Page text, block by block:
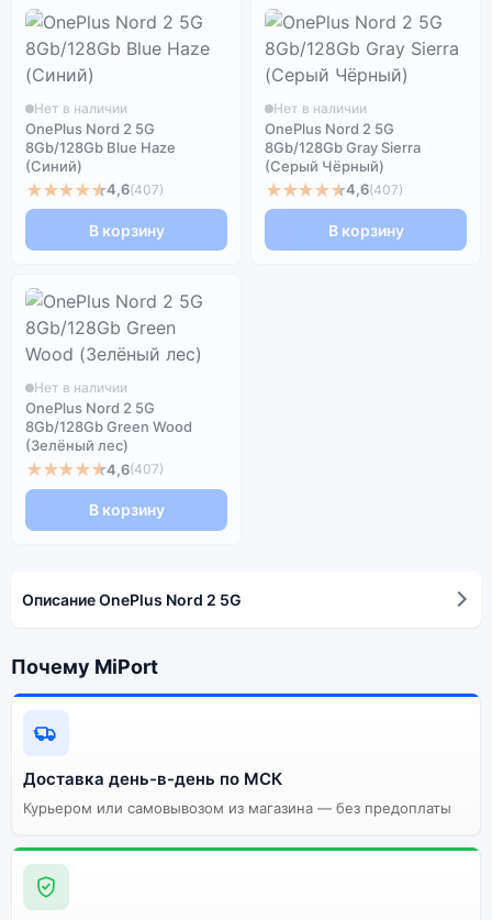
Нет в наличии
OnePlus Nord 2 5G
8Gb/128Gb Blue Haze
(Синий)
★★★★★4,6(407)
В корзину
Нет в наличии
OnePlus Nord 2 5G
8Gb/128Gb Gray Sierra
(Серый Чёрный)
★★★★★4,6(407)
В корзину
Нет в наличии
OnePlus Nord 2 5G
8Gb/128Gb Green Wood
(Зелёный лес)
★★★★★4,6(407)
В корзину
Описание OnePlus Nord 2 5G
Почему MiPort
Доставка день-в-день по МСК
Курьером или самовывозом из магазина — без предоплаты